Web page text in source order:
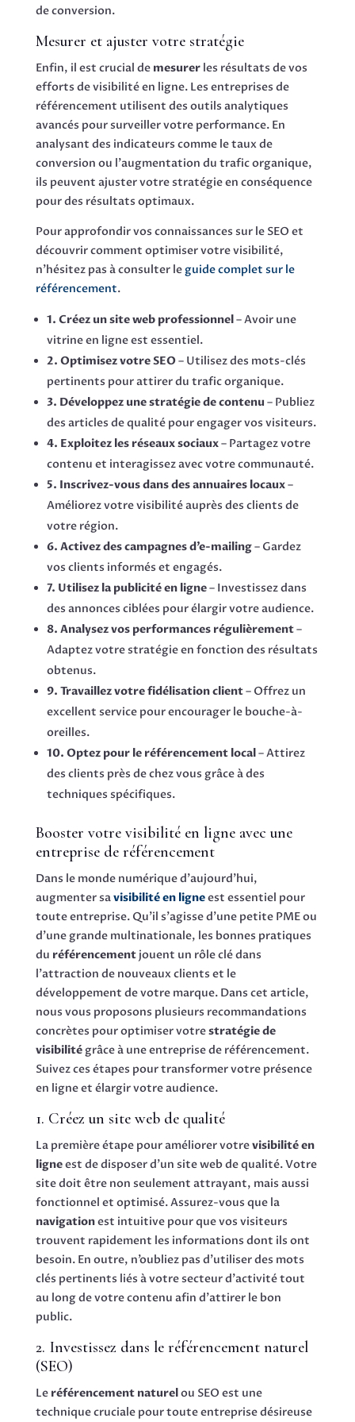
de conversion.
Mesurer et ajuster votre stratégie
Enfin, il est crucial de mesurerles résultats de vos
efforts de visibilité en ligne. Les entreprises de
référencement utilisent des outils analytiques
avancés pour surveiller votre performance. En
analysant des indicateurs comme le taux de
conversion ou l’augmentation du trafic organique,
ils peuvent ajuster votre stratégie en conséquence
pour des résultats optimaux.
Pour approfondir vos connaissances sur le SEO et
découvrir comment optimiser votre visibilité,
n’hésitez pas à consulter leguide complet sur le
référencement.
1. Créez un site web professionnel– Avoir une
vitrine en ligne est essentiel.
2. Optimisez votre SEO– Utilisez des mots-clés
pertinents pour attirer du trafic organique.
3. Développez une stratégie de contenu – Publiez
des articles de qualité pour engager vos visiteurs.
4. Exploitez les réseaux sociaux– Partagez votre
contenu et interagissez avec votre communauté.
5. Inscrivez-vous dans des annuaires locaux–
Améliorez votre visibilité auprès des clients de
votre région.
6. Activez des campagnes d’e-mailing– Gardez
vos clients informés et engagés.
7. Utilisez la publicité en ligne– Investissez dans
des annonces ciblées pour élargir votre audience.
8. Analysez vos performances régulièrement–
Adaptez votre stratégie en fonction des résultats
obtenus.
9. Travaillez votre fidélisation client– Offrez un
excellent service pour encourager le bouche-à-
oreilles.
10. Optez pour le référencement local– Attirez
des clients près de chez vous grâce à des
techniques spécifiques.
Booster votre visibilité en ligne avec une
entreprise de référencement
Dans le monde numérique d’aujourd’hui,
augmenter savisibilité en ligneest essentiel pour
toute entreprise. Qu’il s’agisse d’une petite PME ou
d’une grande multinationale, les bonnes pratiques
du référencementjouent un rôle clé dans
l’attraction de nouveaux clients et le
développement de votre marque. Dans cet article,
nous vous proposons plusieurs recommandations
concrètes pour optimiser votrestratégie de
visibilitégrâce à une entreprise de référencement.
Suivez ces étapes pour transformer votre présence
en ligne et élargir votre audience.
1. Créez un site web de qualité
La première étape pour améliorer votrevisibilité en
ligneest de disposer d’un site web de qualité. Votre
site doit être non seulement attrayant, mais aussi
fonctionnel et optimisé. Assurez-vous que la
navigationest intuitive pour que vos visiteurs
trouvent rapidement les informations dont ils ont
besoin. En outre, n’oubliez pas d’utiliser des mots
clés pertinents liés à votre secteur d’activité tout
au long de votre contenu afin d’attirer le bon
public.
2. Investissez dans le référencement naturel
(SEO)
Le référencement naturelou SEO est une
technique cruciale pour toute entreprise désireuse